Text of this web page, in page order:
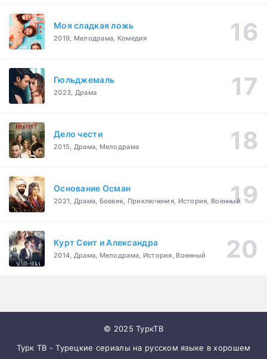
Моя сладкая ложь
2019, Мелодрама, Комедия
Гюльджемаль
2023, Драма
Дело чести
2015, Драма, Мелодрама
Основание Осман
2021, Драма, Боевик, Приключения, История, Военный
Курт Сеит и Александра
2014, Драма, Мелодрама, История, Военный
© 2025 ТуркТВ
Турк ТВ - Турецкие сериалы на русском языке в хорошем